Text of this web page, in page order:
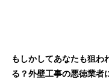
もしかしてあなたも狙わ
る？外壁工事の悪徳業者